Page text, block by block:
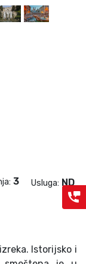
3 Usluga: ND
Istorijsko i